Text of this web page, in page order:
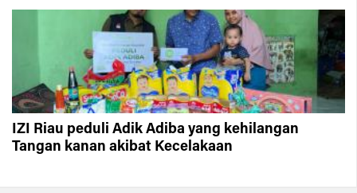
IZI Riau peduli Adik Adiba yang kehilangan
Tangan kanan akibat Kecelakaan